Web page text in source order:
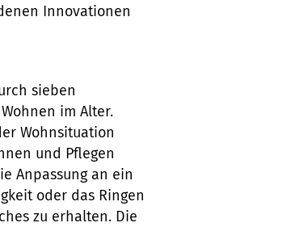
Innovationen
sieben
im Alter.
Wohnsituation
und Pflegen
Anpassung an ein
oder das Ringen
zu erhalten. Die